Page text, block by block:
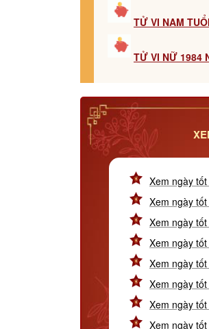
TỬ VI NAM
TỬ VI NỮ 1984
Xem ngày
Xem ngày
Xem ngày
Xem ngày
Xem ngày
Xem ngày
Xem ngày
Xem ngày